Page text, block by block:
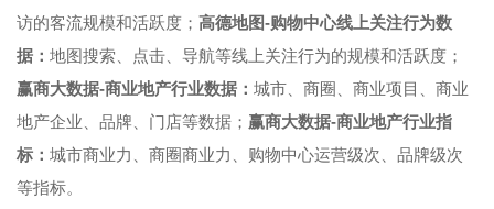
访的客流规模和活跃度； 高德地图-购物中心线上关注行为数
据： 地图搜索、点击、导航等线上关注行为的规模和活跃度；
赢商大数据-商业地产行业数据： 城市、商圈、商业项目、商业
地产企业、品牌、门店等数据； 赢商大数据-商业地产行业指
标： 城市商业力、商圈商业力、购物中心运营级次、品牌级次
等指标。